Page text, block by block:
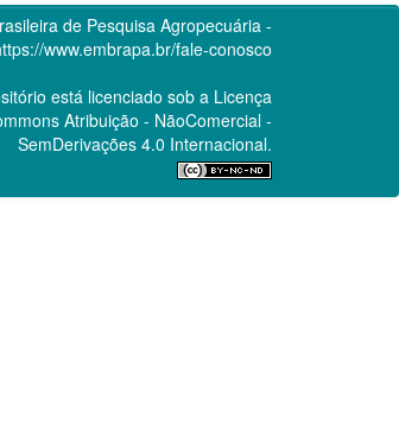
de Pesquisa Agropecuária -
www.embrapa.br/fale-conosco
está licenciado sob a Licença
Atribuição - NãoComercial -
SemDerivações 4.0 Internacional.